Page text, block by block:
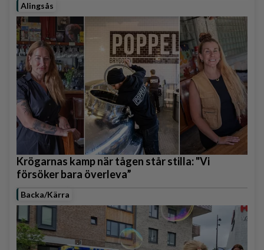
Alingsås
Krögarnas kamp när tågen står stilla: "Vi
försöker bara överleva”
Backa/Kärra